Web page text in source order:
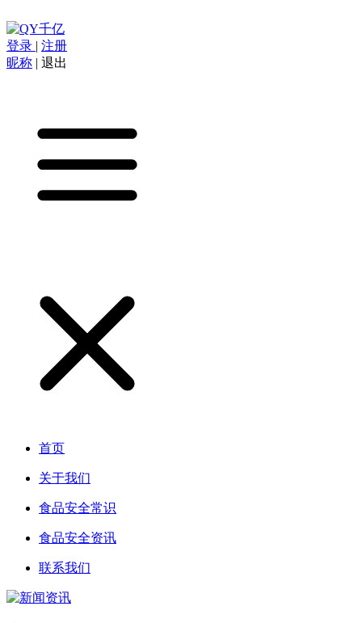
登录 | 注册
昵称 | 退出
首页
关于我们
食品安全常识
食品安全资讯
联系我们